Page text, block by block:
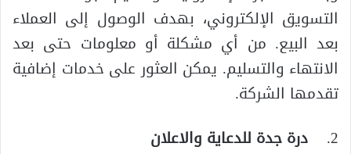
التسويق الإلكتروني، بهدف الوصول إلى العملاء
بعد البيع. من أي مشكلة أو معلومات حتى بعد
الانتهاء والتسليم. يمكن العثور على خدمات إضافية
تقدمها الشركة.
2.
درة جدة للدعاية والاعلان